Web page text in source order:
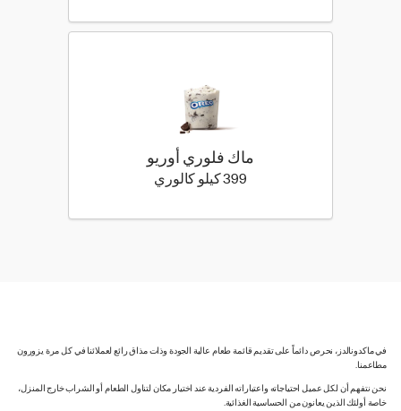
ماك فلوري أوريو
399 كيلو كالوري 399 كيلو سعرة حرارية
في ماكدونالدز، نحرص دائماً على تقديم قائمة طعام عالية الجودة وذات مذاق رائع لعملائنا في كل مرة يزورون
مطاعمنا.
نحن نتفهم أن لكل عميل احتياجاته واعتباراته الفردية عند اختيار مكان لتناول الطعام أو الشراب خارج المنزل،
خاصة أولئك الذين يعانون من الحساسية الغذائية.